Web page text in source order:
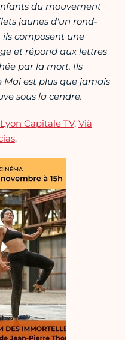
du mouvement
jaunes d'un rond-
composent une
et répond aux lettres
par la mort. Ils
est plus que jamais
sous la cendre.
Lyon Capitale TV, Vià
.